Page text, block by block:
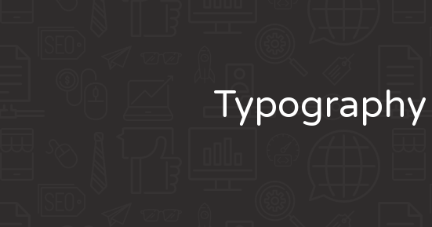
Typography